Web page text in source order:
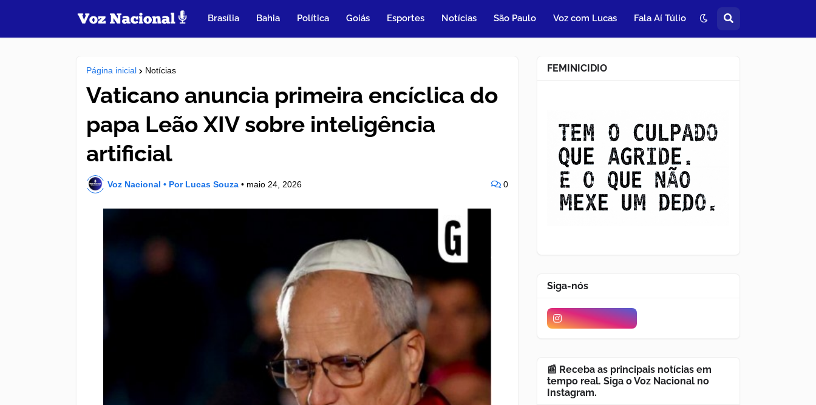
Brasília Bahia Política Goiás Esportes Notícias São Paulo Voz com Lucas Fala Aí Túlio
Página inicial Notícias
Vaticano anuncia primeira encíclica do
papa Leão XIV sobre inteligência
artificial
Voz Nacional • Por Lucas Souza • maio 24, 2026 0
FEMINICIDIO
Siga-nós
📰 Receba as principais notícias em
tempo real. Siga o Voz Nacional no
Instagram.